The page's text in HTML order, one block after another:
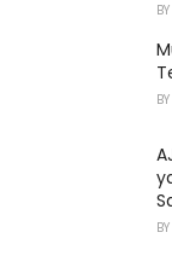
BY
BY
BY